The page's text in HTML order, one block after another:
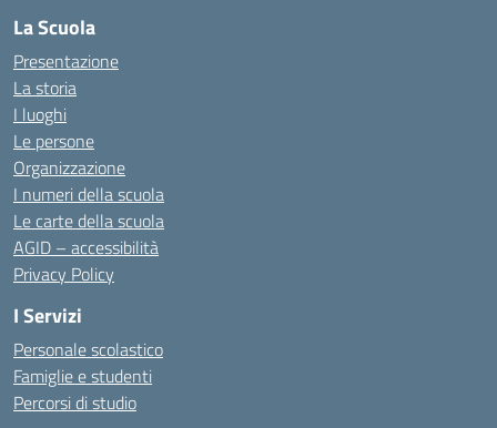
La Scuola
Presentazione
La storia
I luoghi
Le persone
Organizzazione
I numeri della scuola
Le carte della scuola
AGID – accessibilità
Privacy Policy
I Servizi
Personale scolastico
Famiglie e studenti
Percorsi di studio